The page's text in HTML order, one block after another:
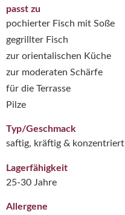
passt zu
pochierter Fisch mit Soße
gegrillter Fisch
zur orientalischen Küche
zur moderaten Schärfe
für die Terrasse
Pilze
Typ/Geschmack
saftig, kräftig & konzentriert
Lagerfähigkeit
25-30 Jahre
Allergene